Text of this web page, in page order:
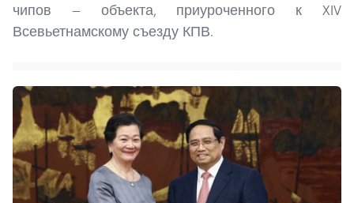
чипов — объекта, приуроченного к XIV
Всевьетнамскому съезду КПВ.